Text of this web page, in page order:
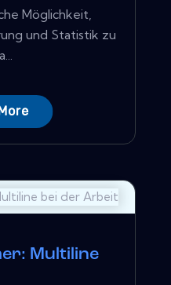
Möglichkeit,
und Statistik zu
Multiline